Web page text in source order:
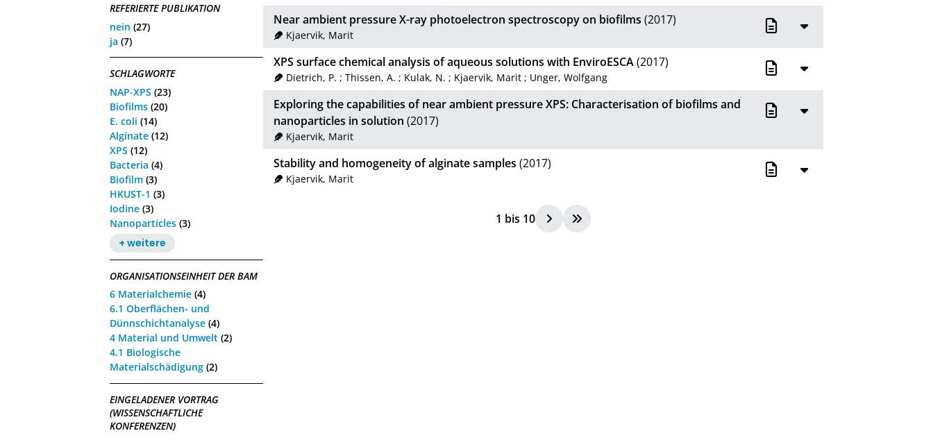
REFERIERTE PUBLIKATION
nein (27)
ja (7)
SCHLAGWORTE
NAP-XPS (23)
Biofilms (20)
E. coli (14)
Alginate (12)
XPS (12)
Bacteria (4)
Biofilm (3)
HKUST-1 (3)
Iodine (3)
Nanoparticles (3)
+ weitere
ORGANISATIONSEINHEIT DER BAM
6 Materialchemie (4)
6.1 Oberflächen- und
Dünnschichtanalyse (4)
4 Material und Umwelt (2)
4.1 Biologische
Materialschädigung (2)
EINGELADENER VORTRAG
(WISSENSCHAFTLICHE
KONFERENZEN)
Near ambient pressure X-ray photoelectron spectroscopy on biofilms (2017)
Kjaervik, Marit
XPS surface chemical analysis of aqueous solutions with EnviroESCA(2017)
Dietrich, P. ;Thissen, A. ; Kulak, N. ; Kjaervik, Marit ; Unger, Wolfgang
Exploring the capabilities of near ambient pressure XPS: Characterisation of biofilms and
nanoparticles in solution (2017)
Kjaervik, Marit
Stability and homogeneity of alginate samples (2017)
Kjaervik, Marit
1 bis 10